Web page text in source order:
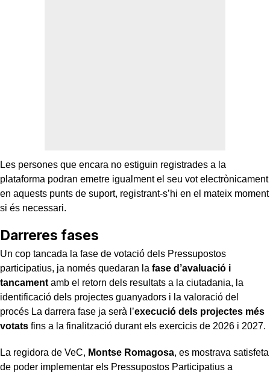
Les persones que encara no estiguin registrades a la
plataforma podran emetre igualment el seu vot electrònicament
en aquests punts de suport, registrant-s’hi en el mateix moment
si és necessari.
Darreres fases
Un cop tancada la fase de votació dels Pressupostos
participatius, ja només quedaran la fase d’avaluació i
tancament amb el retorn dels resultats a la ciutadania, la
identificació dels projectes guanyadors i la valoració del
procés La darrera fase ja serà l’execució dels projectes més
votats fins a la finalització durant els exercicis de 2026 i 2027.
La regidora de VeC, Montse Romagosa, es mostrava satisfeta
de poder implementar els Pressupostos Participatius a